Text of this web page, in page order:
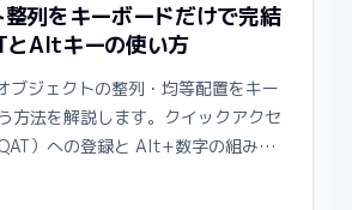
列をキーボードだけで完結
とAltキーの使い方
ジェクトの整列・均等配置をキー
方法を解説します。クイックアクセ
）への登録と Alt+数字の組み合